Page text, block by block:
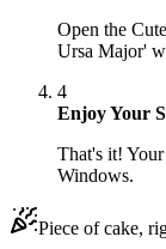
Open the
Ursa Major'
4
Enjoy Your
That's it!
Windows.
Piece of cake,